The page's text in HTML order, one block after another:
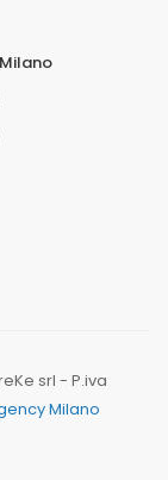
srl - P.iva
Milano